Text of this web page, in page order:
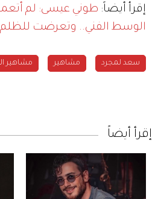
إقرأ أيضاً: طوني عيسى: لم
الوسط الفني.. وتعرضت
سعد لمجرد مشاهير مشاهير
إقرأ أيضاً